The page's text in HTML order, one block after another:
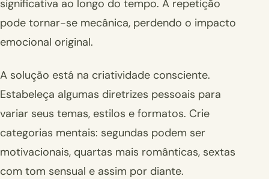
significativa ao longo do tempo. A repetição
pode tornar-se mecânica, perdendo o impacto
emocional original.
A solução está na criatividade consciente.
Estabeleça algumas diretrizes pessoais para
variar seus temas, estilos e formatos. Crie
categorias mentais: segundas podem ser
motivacionais, quartas mais românticas, sextas
com tom sensual e assim por diante.